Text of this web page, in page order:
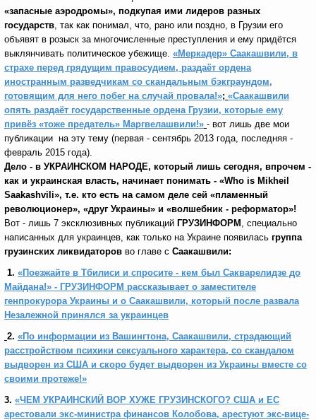
«запасные аэродромы», подкупая ими лидеров разных
государств, так как понимал, что, рано или поздно, в Грузии его
объявят в розыск за многочисленные преступления и ему придётся
выклянчивать политическое убежище. «Меркадер» Саакашвили, в
страхе перед грядущим правосудием, раздаёт ордена
иностранным разведчикам со скандальным бэкграундом,
готовящим для него побег на случай провала!»; «Саакашвили
опять раздаёт государственные ордена Грузии, которые ему
привёз «тоже предатель» Маргвелашвили!» - вот лишь две мои
публикации на эту тему (первая - сентябрь 2013 года, последняя -
февраль 2015 года).
Дело - в УКРАИНСКОМ НАРОДЕ, который лишь сегодня, впрочем -
как и украинская власть, начинает понимать - «Who is Mikheil
Saakashvili», т.е. кто есть на самом деле сей «пламенный
революционер», «друг Украины» и «волшебник - реформатор»!
Вот - лишь 7 эксклюзивных публикаций ГРУЗИНФОРМ , специально
написанных для украинцев, как только на Украине появилась группа
грузинских ликвидаторов во главе с Саакашвили:
1. «Поезжайте в Тбилиси и спросите - кем был Сакварелидзе до
Майдана!» - ГРУЗИНФОРМ рассказывает о заместителе
генпрокурора Украины и о Саакашвили, который после развала
Незалежной принялся за украинцев
2. «По информации из Вашингтона, Саакашвили, страдающий
расстройством психики сексуального характера, со скандалом
выдворен из США и скоро будет выдворен из Украины вместе со
своими протеже!»
3. «ЧЕМ УКРАИНСКИЙ ВОР ХУЖЕ ГРУЗИНСКОГО? США и ЕС
арестовали экс-министра финансов Колобова, арестуют экс-вице-